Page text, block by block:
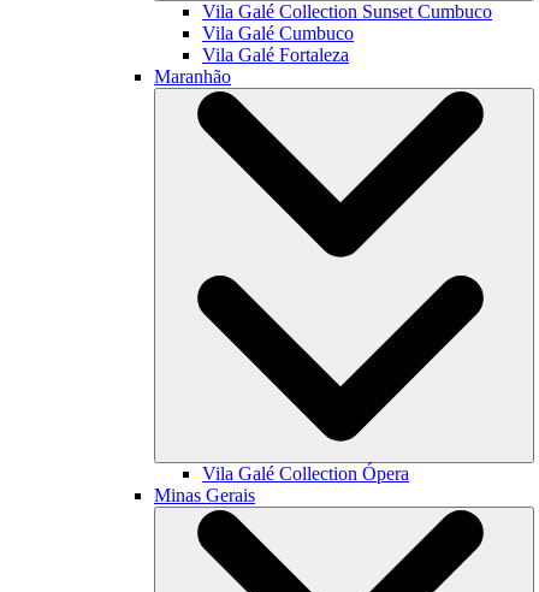
Vila Galé Collection Sunset Cumbuco
Vila Galé Cumbuco
Vila Galé Fortaleza
Maranhão
Vila Galé Collection Ópera
Minas Gerais